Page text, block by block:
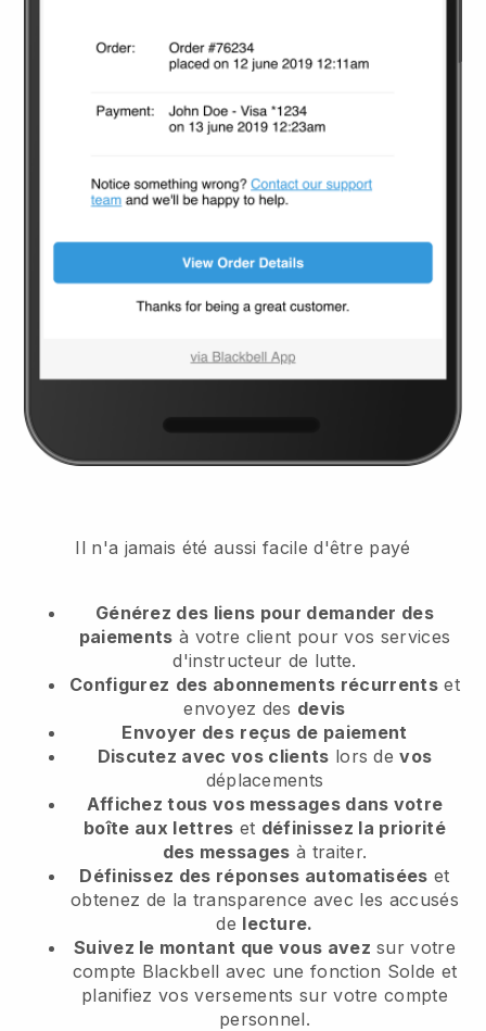
Il n'a jamais été aussi facile d'être payé
Générez des liens pour demander des
paiements à votre client pour vos services
d'instructeur de lutte.
Configurez des abonnements récurrentset
envoyez des devis
Envoyer des reçus de paiement
Discutez avec vos clients lors devos
déplacements
Affichez tous vos messages dans votre
boîte aux lettres et définissez la priorité
des messages à traiter.
Définissez des réponses automatisées et
obtenez de la transparence avec les accusés
de lecture.
Suivez le montant que vous avez sur votre
compte Blackbell avec une fonction Solde et
planifiez vos versements sur votre compte
personnel.